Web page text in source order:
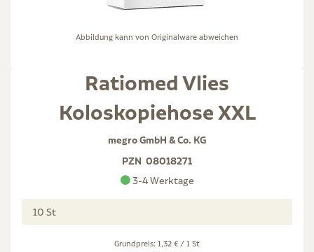
Abbildung kann von Originalware abweichen
Ratiomed Vlies
Koloskopiehose XXL
megro GmbH & Co. KG
PZN 08018271
3-4 Werktage
10 St
Grundpreis: 1,32 € / 1 St